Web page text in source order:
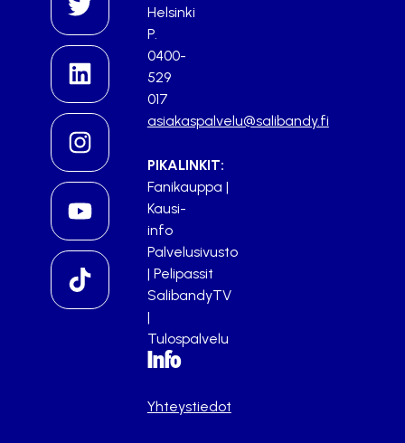
Helsinki
P.
0400-
529
017
asiakaspalvelu@salibandy.fi
PIKALINKIT:
Fanikauppa |
Kausi-
info
Palvelusivusto
| Pelipassit
SalibandyTV
|
Tulospalvelu
Info
Yhteystiedot